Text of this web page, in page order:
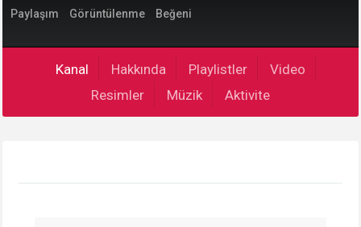
Paylaşım Görüntülenme Beğeni
Kanal Hakkında Playlistler
Video
Resimler
Müzik Aktivite